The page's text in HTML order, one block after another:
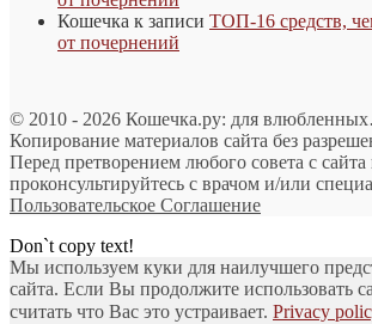
Кошечка к записи ТОП-16 средств,
от почернений
© 2010 - 2026 Кошечка.ру: для
Копирование материалов сайта без
Перед претворением любого совета с
проконсультируйтесь с врачом и/или
Пользовательское Соглашение
Don`t copy text!
Мы используем куки для наилучшего
сайта. Если Вы продолжите использовать
считать что Вас это устраивает. Privacy